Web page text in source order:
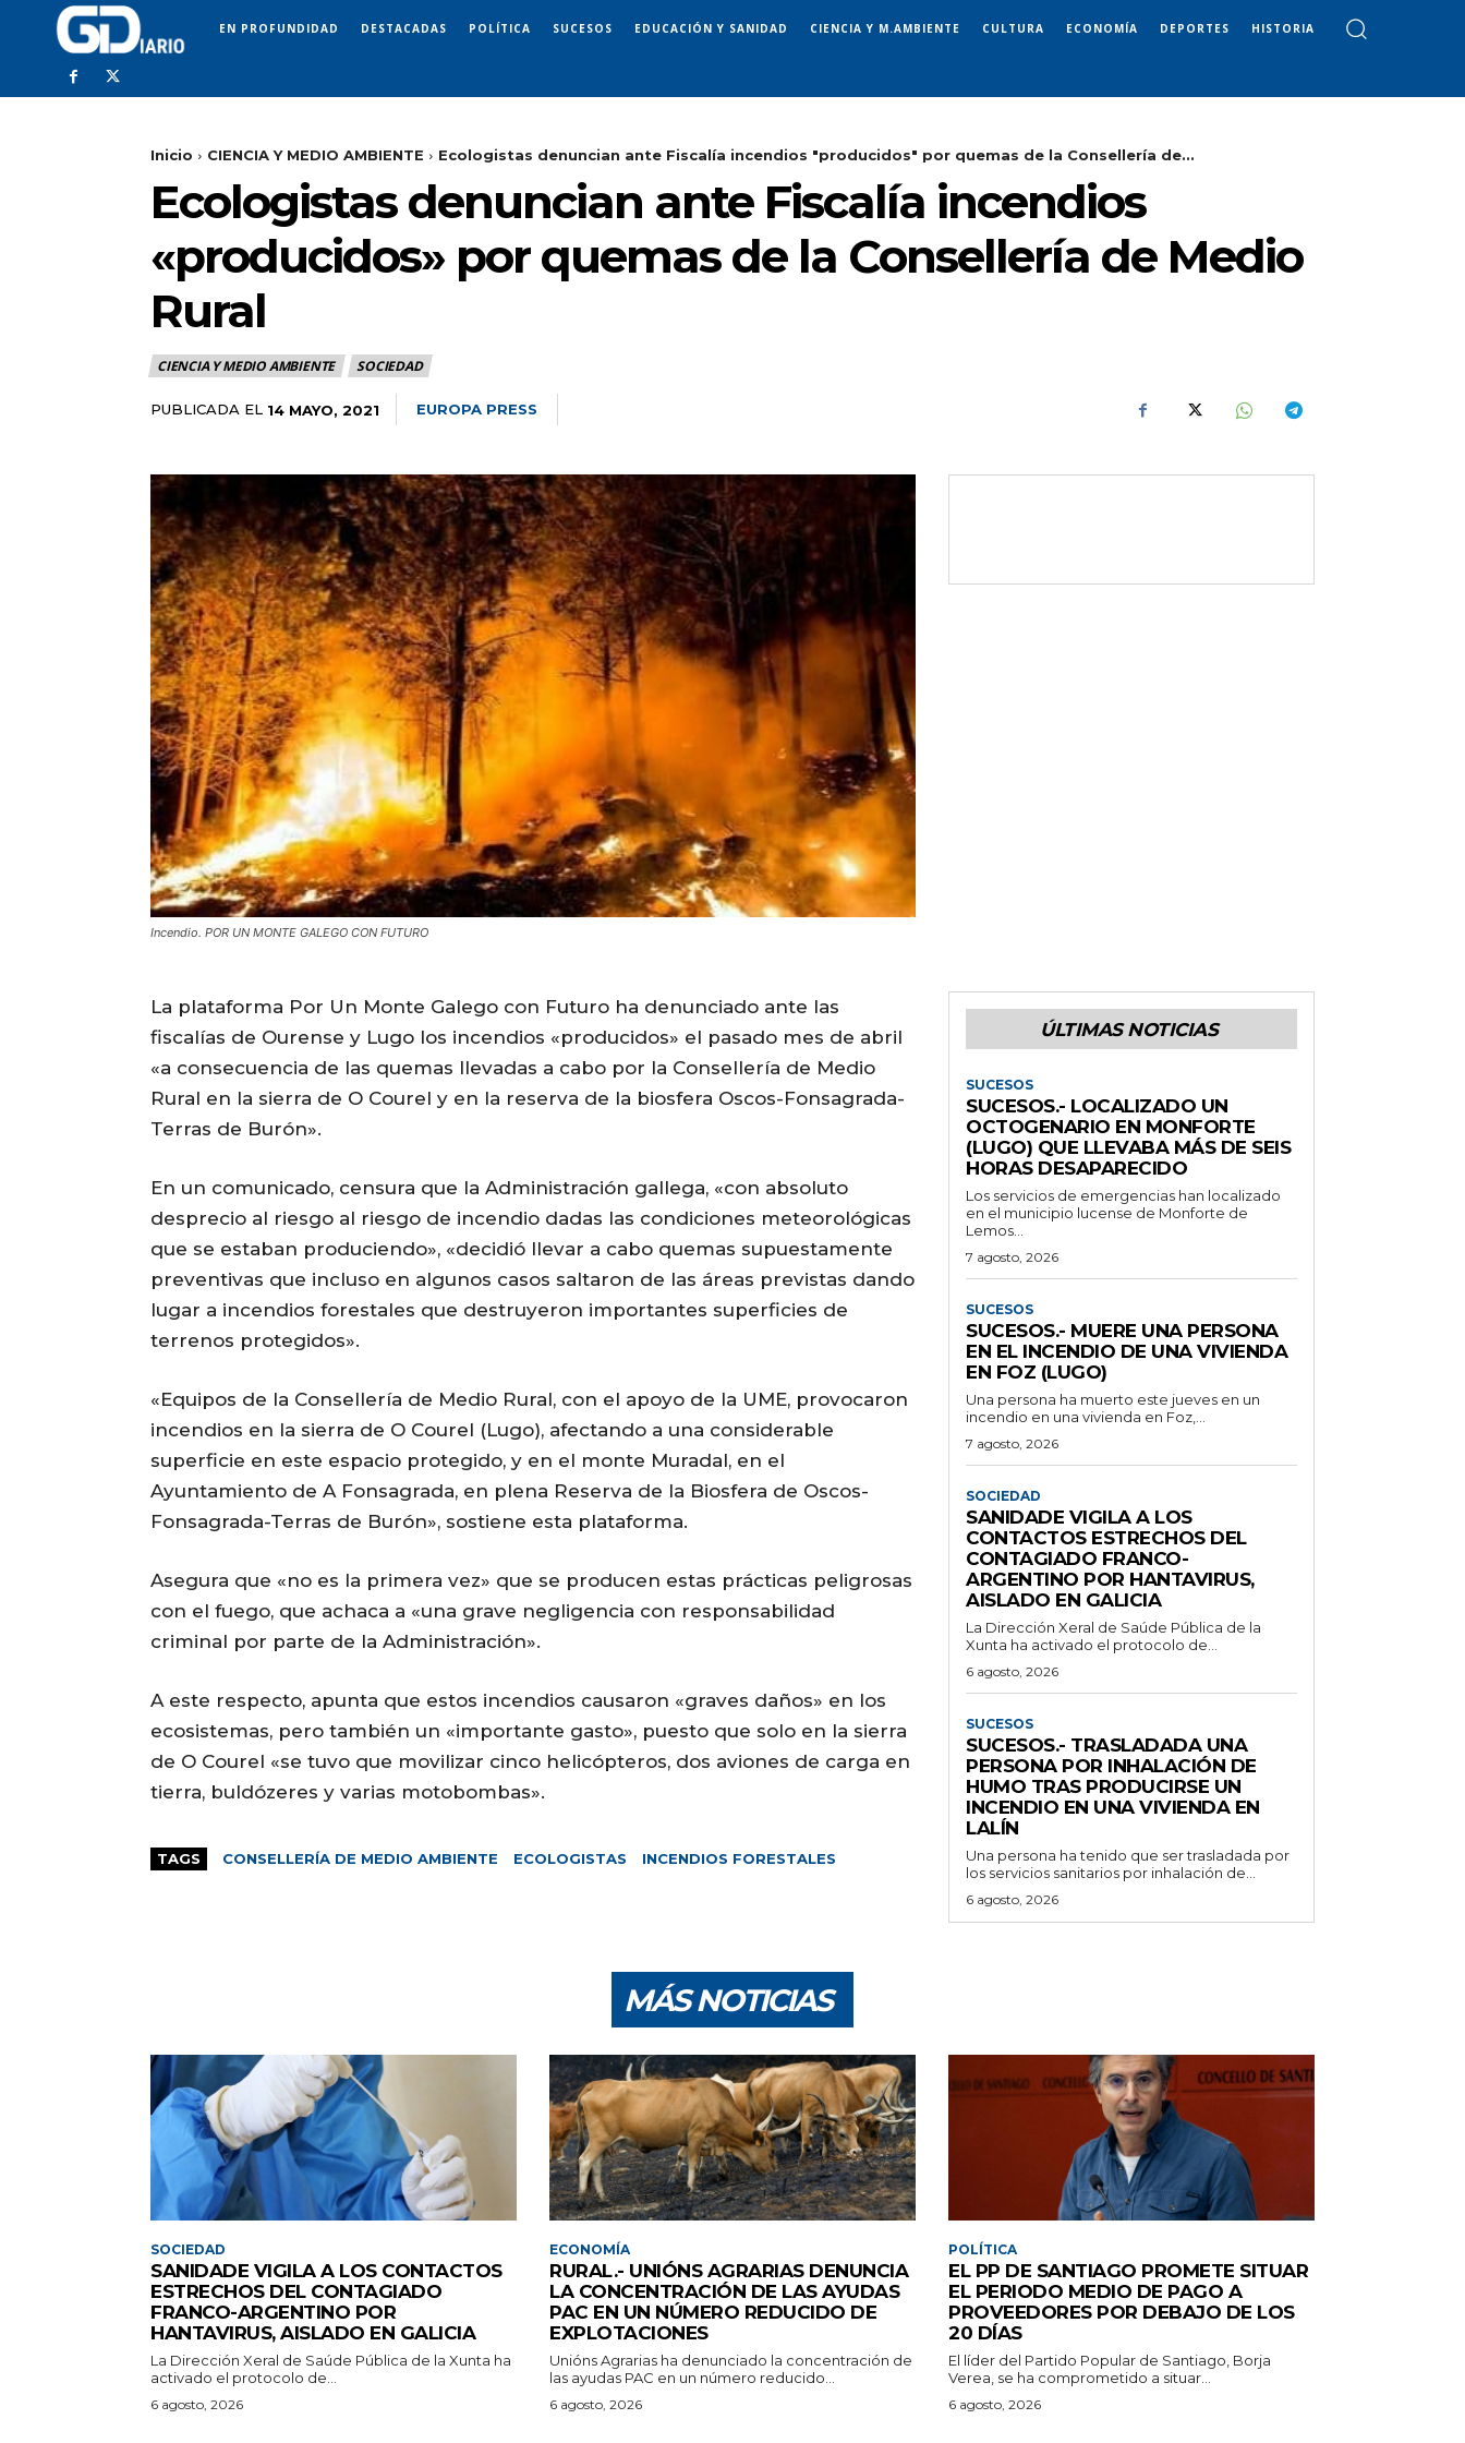
EN PROFUNDIDAD DESTACADAS POLÍTICA SUCESOS EDUCACIÓN Y SANIDAD CIENCIA Y M.AMBIENTE CULTURA ECONOMÍA DEPORTES HISTORIA
Inicio CIENCIA Y MEDIO AMBIENTE Ecologistas denuncian ante Fiscalía incendios "producidos" por quemas de la Consellería de...
Ecologistas denuncian ante Fiscalía incendios
«producidos» por quemas de la Consellería de Medio
Rural
CIENCIA Y MEDIO AMBIENTE SOCIEDAD
PUBLICADA EL 14 MAYO, 2021 EUROPA PRESS
Incendio. POR UN MONTE GALEGO CON FUTURO
La plataforma Por Un Monte Galego con Futuro ha denunciado ante las
fiscalías de Ourense y Lugo los incendios «producidos» el pasado mes de abril
«a consecuencia de las quemas llevadas a cabo por la Consellería de Medio
Rural en la sierra de O Courel y en la reserva de la biosfera Oscos-Fonsagrada-
Terras de Burón».
En un comunicado, censura que la Administración gallega, «con absoluto
desprecio al riesgo al riesgo de incendio dadas las condiciones meteorológicas
que se estaban produciendo», «decidió llevar a cabo quemas supuestamente
preventivas que incluso en algunos casos saltaron de las áreas previstas dando
lugar a incendios forestales que destruyeron importantes superficies de
terrenos protegidos».
«Equipos de la Consellería de Medio Rural, con el apoyo de la UME, provocaron
incendios en la sierra de O Courel (Lugo), afectando a una considerable
superficie en este espacio protegido, y en el monte Muradal, en el
Ayuntamiento de A Fonsagrada, en plena Reserva de la Biosfera de Oscos-
Fonsagrada-Terras de Burón», sostiene esta plataforma.
Asegura que «no es la primera vez» que se producen estas prácticas peligrosas
con el fuego, que achaca a «una grave negligencia con responsabilidad
criminal por parte de la Administración».
A este respecto, apunta que estos incendios causaron «graves daños» en los
ecosistemas, pero también un «importante gasto», puesto que solo en la sierra
de O Courel «se tuvo que movilizar cinco helicópteros, dos aviones de carga en
tierra, buldózeres y varias motobombas».
TAGS CONSELLERÍA DE MEDIO AMBIENTE ECOLOGISTAS INCENDIOS FORESTALES
ÚLTIMAS NOTICIAS
SUCESOS
SUCESOS.- LOCALIZADO UN
OCTOGENARIO EN MONFORTE
(LUGO) QUE LLEVABA MÁS DE SEIS
HORAS DESAPARECIDO
Los servicios de emergencias han localizado
en el municipio lucense de Monforte de
Lemos...
7 agosto, 2026
SUCESOS
SUCESOS.- MUERE UNA PERSONA
EN EL INCENDIO DE UNA VIVIENDA
EN FOZ (LUGO)
Una persona ha muerto este jueves en un
incendio en una vivienda en Foz,...
7 agosto, 2026
SOCIEDAD
SANIDADE VIGILA A LOS
CONTACTOS ESTRECHOS DEL
CONTAGIADO FRANCO-
ARGENTINO POR HANTAVIRUS,
AISLADO EN GALICIA
La Dirección Xeral de Saúde Pública de la
Xunta ha activado el protocolo de...
6 agosto, 2026
SUCESOS
SUCESOS.- TRASLADADA UNA
PERSONA POR INHALACIÓN DE
HUMO TRAS PRODUCIRSE UN
INCENDIO EN UNA VIVIENDA EN
LALÍN
Una persona ha tenido que ser trasladada por
los servicios sanitarios por inhalación de...
6 agosto, 2026
MÁS NOTICIAS
SOCIEDAD
SANIDADE VIGILA A LOS CONTACTOS
ESTRECHOS DEL CONTAGIADO
FRANCO-ARGENTINO POR
HANTAVIRUS, AISLADO EN GALICIA
La Dirección Xeral de Saúde Pública de la Xunta ha
activado el protocolo de...
6 agosto, 2026
ECONOMÍA
RURAL.- UNIÓNS AGRARIAS DENUNCIA
LA CONCENTRACIÓN DE LAS AYUDAS
PAC EN UN NÚMERO REDUCIDO DE
EXPLOTACIONES
Unións Agrarias ha denunciado la concentración de
las ayudas PAC en un número reducido...
6 agosto, 2026
POLÍTICA
EL PP DE SANTIAGO PROMETE SITUAR
EL PERIODO MEDIO DE PAGO A
PROVEEDORES POR DEBAJO DE LOS
20 DÍAS
El líder del Partido Popular de Santiago, Borja
Verea, se ha comprometido a situar...
6 agosto, 2026